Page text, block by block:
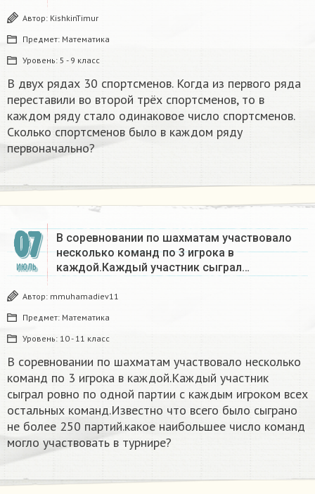
Автор: KishkinTimur
Предмет: Математика
Уровень: 5 - 9 класс
В двух рядах 30 спортсменов. Когда из первого ряда
переставили во второй трёх спортсменов, то в
каждом ряду стало одинаковое число спортсменов.
Сколько спортсменов было в каждом ряду
первоначально?
07
ИЮЛЬ
В соревновании по шахматам участвовало
несколько команд по 3 игрока в
каждой.Каждый участник сыграл…
Автор: mmuhamadiev11
Предмет: Математика
Уровень: 10 - 11 класс
В соревновании по шахматам участвовало несколько
команд по 3 игрока в каждой.Каждый участник
сыграл ровно по одной партии с каждым игроком всех
остальных команд.Известно что всего было сыграно
не более 250 партий.какое наибольшее число команд
могло участвовать в турнире?